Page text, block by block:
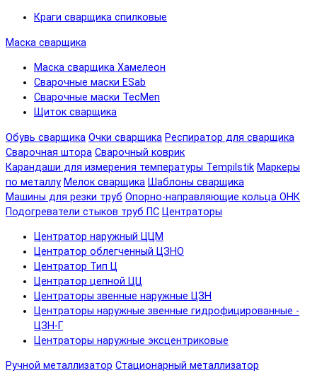
Краги сварщика спилковые
Маска сварщика
Маска сварщика Хамелеон
Сварочные маски ESab
Сварочные маски TecMen
Щиток сварщика
Обувь сварщика Очки сварщика Респиратор для сварщика
Сварочная штора Сварочный коврик
Карандаши для измерения температуры Tempilstik Маркеры
по металлу Мелок сварщика Шаблоны сварщика
Машины для резки труб Опорно-направляющие кольца ОНК
Подогреватели стыков труб ПС Центраторы
Центратор наружный ЦЦМ
Центратор облегченный ЦЗНО
Центратор Тип Ц
Центратор цепной ЦЦ
Центраторы звенные наружные ЦЗН
Центраторы наружные звенные гидрофицированные -
ЦЗН-Г
Центраторы наружные эксцентриковые
Ручной металлизатор Стационарный металлизатор